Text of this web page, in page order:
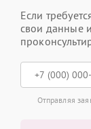
Если
свои данные
Отправляя